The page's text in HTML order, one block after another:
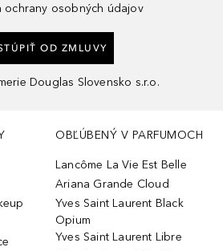
ochrany osobných údajov
OD ZMLUVY
Douglas Slovensko s.r.o.
OBĽÚBENÝ V PARFUMOCH
Lancôme La Vie Est Belle
Ariana Grande Cloud
Yves Saint Laurent Black
Opium
Yves Saint Laurent Libre